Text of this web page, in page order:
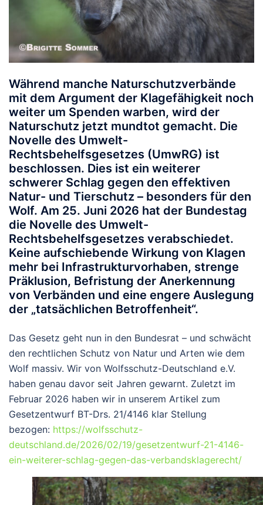
Während manche Naturschutzverbände
mit dem Argument der Klagefähigkeit noch
weiter um Spenden warben, wird der
Naturschutz jetzt mundtot gemacht. Die
Novelle des Umwelt-
Rechtsbehelfsgesetzes (UmwRG) ist
beschlossen. Dies ist ein weiterer
schwerer Schlag gegen den effektiven
Natur- und Tierschutz – besonders für den
Wolf. Am 25. Juni 2026 hat der Bundestag
die Novelle des Umwelt-
Rechtsbehelfsgesetzes verabschiedet.
Keine aufschiebende Wirkung von Klagen
mehr bei Infrastrukturvorhaben, strenge
Präklusion, Befristung der Anerkennung
von Verbänden und eine engere Auslegung
der „tatsächlichen Betroffenheit“.
Das Gesetz geht nun in den Bundesrat – und schwächt
den rechtlichen Schutz von Natur und Arten wie dem
Wolf massiv. Wir von Wolfsschutz-Deutschland e.V.
haben genau davor seit Jahren gewarnt. Zuletzt im
Februar 2026 haben wir in unserem Artikel zum
Gesetzentwurf BT-Drs. 21/4146 klar Stellung
bezogen: https://wolfsschutz-
deutschland.de/2026/02/19/gesetzentwurf-21-4146-
ein-weiterer-schlag-gegen-das-verbandsklagerecht/